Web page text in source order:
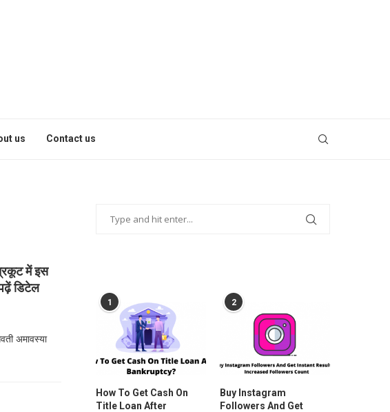
us Contact us
में इस
डिटेल
अमावस्या
1
How To Get Cash On
Title Loan After
2
Buy Instagram
Followers And Get